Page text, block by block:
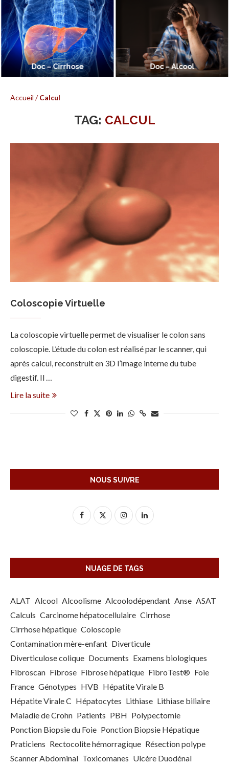
Doc – Cirrhose Doc – Alcool
Accueil /Calcul
TAG: CALCUL
Coloscopie Virtuelle
La coloscopie virtuelle permet de visualiser le colon sans
coloscopie. L’étude du colon est réalisé par le scanner, qui
après calcul, reconstruit en 3D l’image interne du tube
digestif. Il …
Lire la suite
NOUS SUIVRE
NUAGE DE TAGS
ALAT Alcool Alcoolisme Alcoolodépendant Anse ASAT
Calculs Carcinome hépatocellulaire Cirrhose
Cirrhose hépatique Coloscopie
Contamination mère-enfant Diverticule
Diverticulose colique Documents Examens biologiques
Fibroscan Fibrose Fibrose hépatique FibroTest® Foie
France Génotypes HVB Hépatite Virale B
Hépatite Virale C Hépatocytes Lithiase Lithiase biliaire
Maladie de Crohn Patients PBH Polypectomie
Ponction Biopsie du Foie Ponction Biopsie Hépatique
Praticiens Rectocolite hémorragique Résection polype
Scanner Abdominal Toxicomanes Ulcère Duodénal